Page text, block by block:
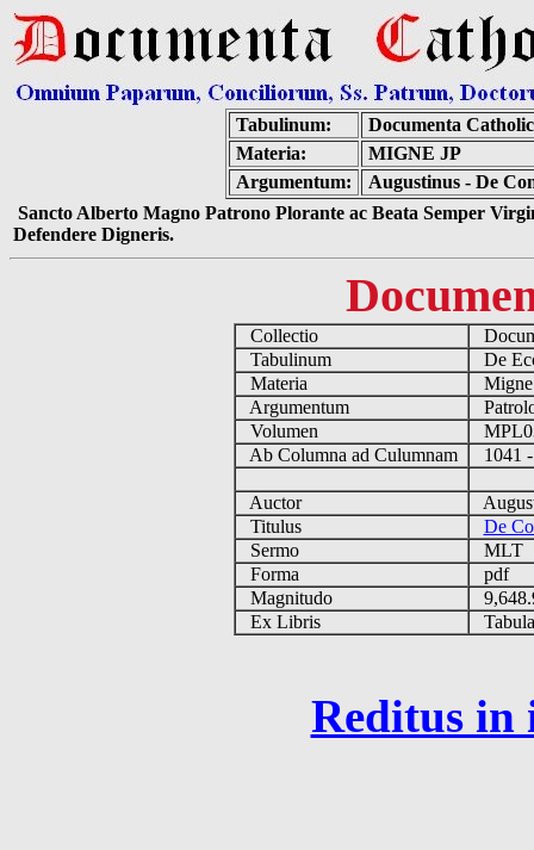
Tabulinum:
Documenta
Materia:
MIGNE JP
Argumentum:
Augustinus - De
Sancto Alberto Magno Patrono Plorante ac Beata Semper
Defendere Digneris.
Collectio
Tabulinum
De
Materia
Argumentum
Volumen
Ab Columna ad Culumnam
1041
Auctor
Titulus
De
Sermo
MLT
Forma
pdf
Magnitudo
Ex Libris
Reditus in